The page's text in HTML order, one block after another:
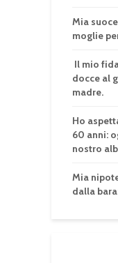
Mia
moglie
Il mio
docce al
madre.
Ho
60 anni:
nostro
Mia
dalla